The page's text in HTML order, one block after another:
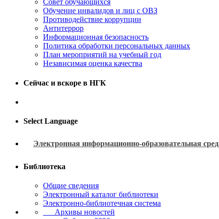
Совет обучающихся
Обучение инвалидов и лиц с ОВЗ
Противодействие коррупции
Антитеррор
Информационная безопасность
Политика обработки персональных данных
План мероприятий на учебный год
Независимая оценка качества
Сейчас и вскоре в НГК
Select Language
Электронная информационно-образовательная
Библиотека
Общие сведения
Электронный каталог библиотеки
Электронно-библиотечная система
Архивы новостей